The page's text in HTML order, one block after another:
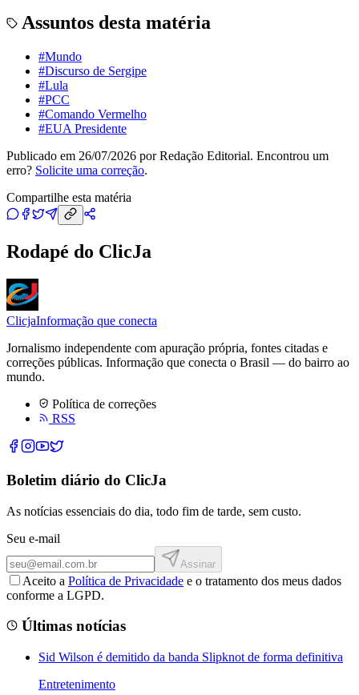
Assuntos desta matéria
#Mundo
#Discurso de Sergipe
#Lula
#PCC
#Comando Vermelho
#EUA Presidente
Publicado em 26/07/2026 por Redação Editorial. Encontrou um
erro? Solicite uma correção.
Compartilhe esta matéria
Rodapé do ClicJa
ClicjaInformação que conecta
Jornalismo independente com apuração própria, fontes citadas e
correções públicas. Informação que conecta o Brasil — do bairro ao
mundo.
Política de correções
RSS
Boletim diário do ClicJa
As notícias essenciais do dia, todo fim de tarde, sem custo.
Seu e-mail
Assinar
Aceito a Política de Privacidade e o tratamento dos meus dados
conforme a LGPD.
Últimas notícias
Sid Wilson é demitido da banda Slipknot de forma definitiva
Entretenimento